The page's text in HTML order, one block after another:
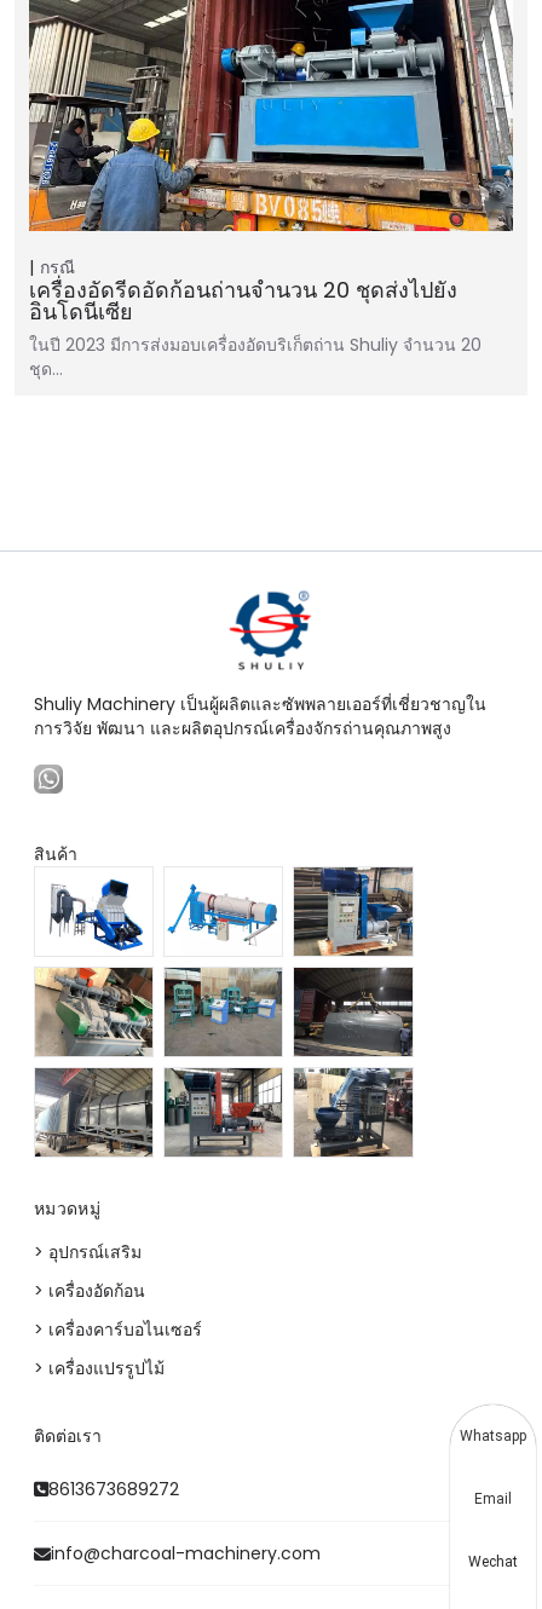
กรณี
เครื่องอัดรีดอัดก้อนถ่านจำนวน 20 ชุดส่งไปยัง
อินโดนีเซีย
ในปี 2023 มีการส่งมอบเครื่องอัดบริเก็ตถ่าน Shuliy จำนวน 20
ชุด…
Shuliy Machinery เป็นผู้ผลิตและซัพพลายเออร์ที่เชี่ยวชาญใน
การวิจัย พัฒนา และผลิตอุปกรณ์เครื่องจักรถ่านคุณภาพสูง
สินค้า
หมวดหมู่
> อุปกรณ์เสริม
> เครื่องอัดก้อน
> เครื่องคาร์บอไนเซอร์
> เครื่องแปรรูปไม้
ติดต่อเรา
8613673689272
info@charcoal-machinery.com
Whatsapp
Email
Wechat